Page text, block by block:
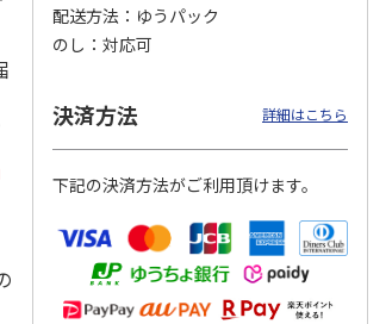
リン工
・深海
【冷凍】三國シェフ
推奨 2種のブリュレ
6個セット(クレー…
4,320円
＜お中元＞＜ねんり
ん家＞夏限定 ひと
くちバーム詰合せ
3,980円
(送料・税込)
配送方法
ゆうパック
のし
対応可
決済方法 詳細はこちら
下記の決済方法がご利用頂けます。